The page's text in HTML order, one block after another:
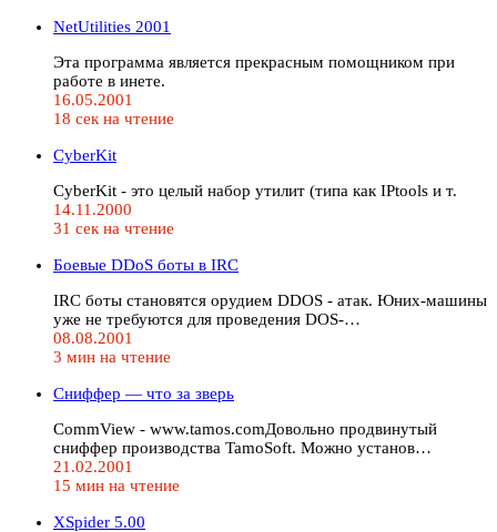
NetUtilities 2001
Эта программа является прекрасным помощником при
работе в инете.
16.05.2001
18 сек на чтение
CyberKit
CyberKit - это целый набор утилит (типа как IPtools и т.
14.11.2000
31 сек на чтение
Боевые DDoS боты в IRC
IRC боты становятся орудием DDOS - атак. Юних-машины
уже не требуются для проведения DOS-…
08.08.2001
3 мин на чтение
Сниффер — что за зверь
CommView - www.tamos.comДовольно продвинутый
сниффер производства TamoSoft. Можно установ…
21.02.2001
15 мин на чтение
XSpider 5.00